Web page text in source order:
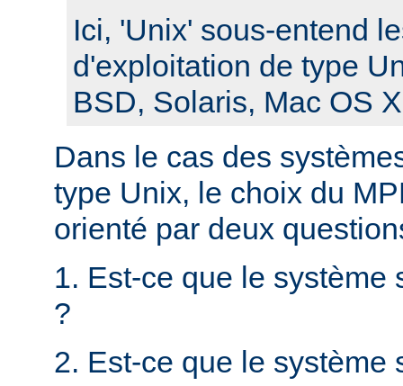
Ici, 'Unix' sous-entend
d'exploitation de type
BSD, Solaris, Mac OS
Dans le cas des
type Unix, le choix du
orienté par deux
1. Est-ce que le système
?
2. Est-ce que le système